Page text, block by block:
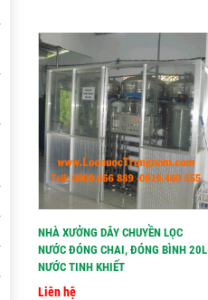
NHÀ XƯỞNG DÂY CHUYỀN LỌC
NƯỚC ĐÓNG CHAI, ĐÓNG BÌNH
NƯỚC TINH KHIẾT
Liên hệ